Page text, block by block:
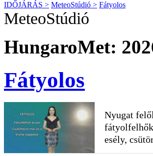
IDŐJÁRÁS > MeteoStúdió > Fátyolos
MeteoStúdió
HungaroMet:
Fátyolos
Nyugat
esély,